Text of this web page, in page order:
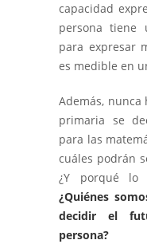
capacidad
persona tiene
para expresar
es medible en
Además, nunca
primaria se
para las
cuáles podrán
¿Y porqué lo
¿Quiénes
decidir el
persona?